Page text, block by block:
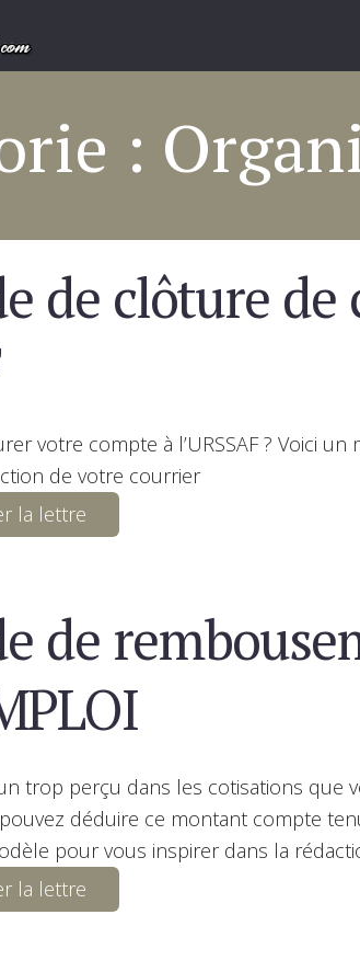
:
de clôture de
votre compte à l’URSSAF ? Voici
de votre courrier
la lettre
de
trop perçu dans les cotisations que
pouvez déduire ce montant compte
pour vous inspirer dans la
la lettre